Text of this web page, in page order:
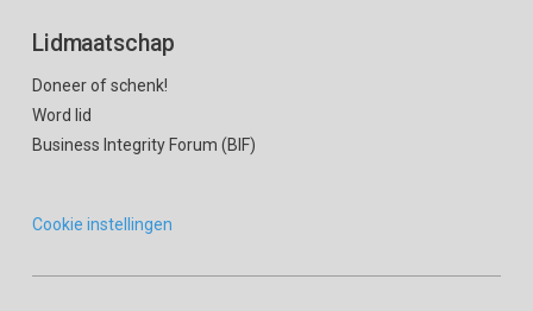
Lidmaatschap
Doneer of schenk!
Word lid
Business Integrity Forum (BIF)
Cookie instellingen